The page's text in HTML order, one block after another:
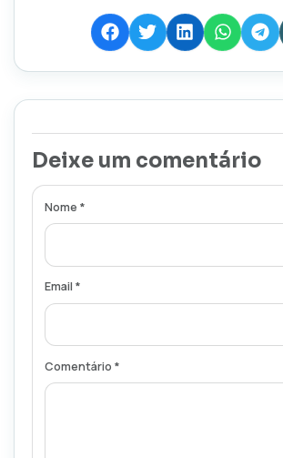
Deixe um comentário
Nome *
Email *
Comentário *